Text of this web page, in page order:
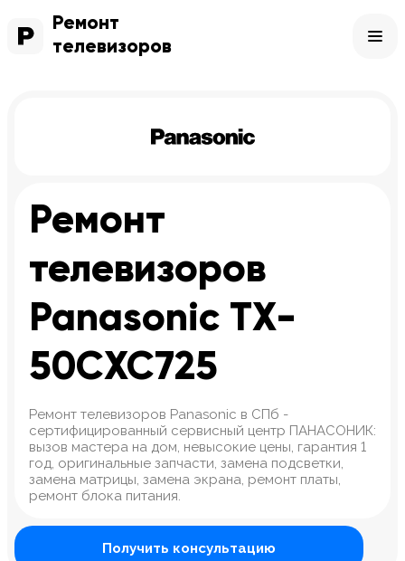
Ремонт
телевизоров
Ремонт
телевизоров
Panasonic TX-
50CXC725
Ремонт телевизоров Panasonic в СПб -
сертифицированный сервисный центр ПАНАСОНИК:
вызов мастера на дом, невысокие цены, гарантия 1
год, оригинальные запчасти, замена подсветки,
замена матрицы, замена экрана, ремонт платы,
ремонт блока питания.
Получить консультацию